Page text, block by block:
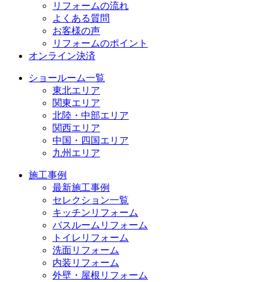
リフォームの流れ
よくある質問
お客様の声
リフォームのポイント
オンライン決済
ショールーム一覧
東北エリア
関東エリア
北陸・中部エリア
関西エリア
中国・四国エリア
九州エリア
施工事例
最新施工事例
セレクション一覧
キッチンリフォーム
バスルームリフォーム
トイレリフォーム
洗面リフォーム
内装リフォーム
外壁・屋根リフォーム